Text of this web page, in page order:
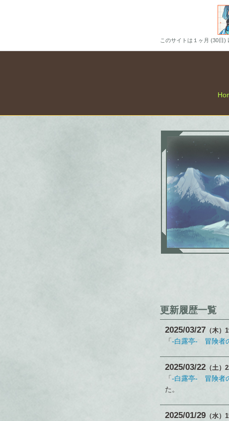
このサイトは１ヶ月 (30日)
更新履歴一覧
2025 03 27 （木）
「 -白露亭- 冒険者
2025 03 22 （土）
「-白露亭- 冒険者
た。
2025 01 29 （水）